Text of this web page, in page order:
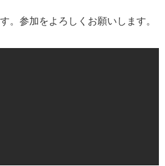
参加をよろしくお願いします。